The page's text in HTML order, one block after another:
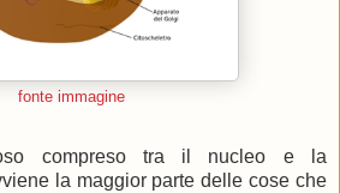
fonte immagine
compreso tra il nucleo e la
la maggior parte delle cose che